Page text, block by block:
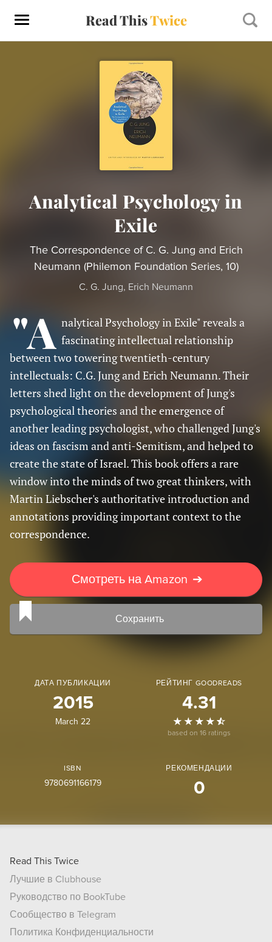
Read ThisTwice
Analytical Psychology in
Exile
The Correspondence of C. G. Jung and Erich
Neumann (Philemon Foundation Series, 10)
C. G. Jung, Erich Neumann
"A nalytical Psychology in Exile" reveals a
fascinating intellectual relationship
between two towering twentieth-century
intellectuals: C.G. Jung and Erich Neumann. Their
letters shed light on the development of Jung's
psychological theories and the emergence of
another leading psychologist, who challenged Jung's
ideas on fascism and anti-Semitism, and helped to
create the state of Israel. This book offers a rare
window into the minds of two great thinkers, with
Martin Liebscher's authoritative introduction and
annotations providing important context to the
correspondence.
Смотреть на Amazon ➔
Сохранить
ДАТА ПУБЛИКАЦИИ
2015
March 22
РЕЙТИНГ GOODREADS
4.31
based on 16 ratings
ISBN
9780691166179
РЕКОМЕНДАЦИИ
0
Read This Twice
Лучшие в Clubhouse
Руководство по BookTube
Сообщество в Telegram
Политика Конфиденциальности